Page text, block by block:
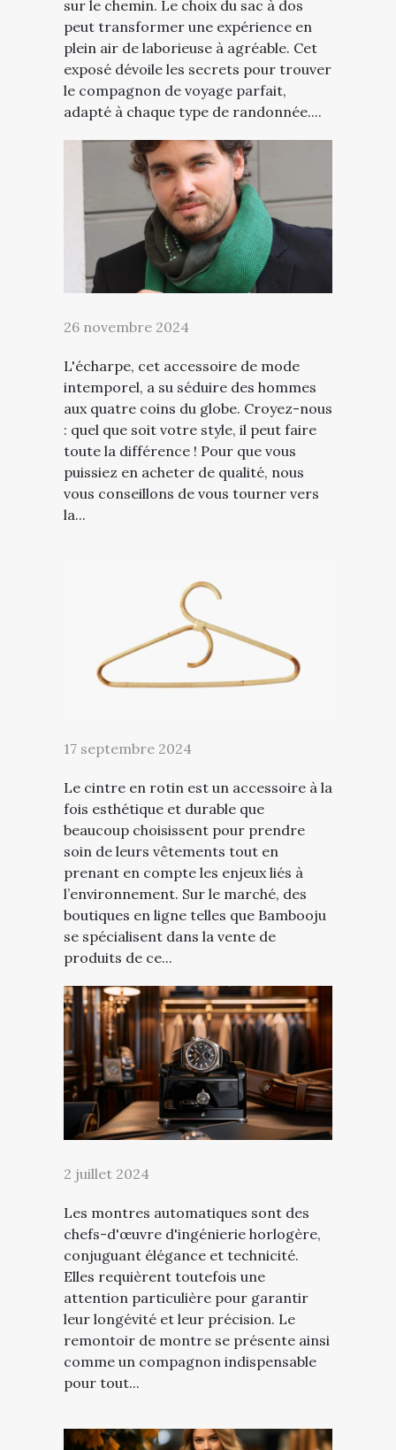
sur le chemin. Le choix du sac à dos
peut transformer une expérience en
plein air de laborieuse à agréable. Cet
exposé dévoile les secrets pour trouver
le compagnon de voyage parfait,
adapté à chaque type de randonnée....
26 novembre 2024
L'écharpe, cet accessoire de mode
intemporel, a su séduire des hommes
aux quatre coins du globe. Croyez-nous
: quel que soit votre style, il peut faire
toute la différence ! Pour que vous
puissiez en acheter de qualité, nous
vous conseillons de vous tourner vers
la...
17 septembre 2024
Le cintre en rotin est un accessoire à la
fois esthétique et durable que
beaucoup choisissent pour prendre
soin de leurs vêtements tout en
prenant en compte les enjeux liés à
l’environnement. Sur le marché, des
boutiques en ligne telles que Bambooju
se spécialisent dans la vente de
produits de ce...
2 juillet 2024
Les montres automatiques sont des
chefs-d'œuvre d'ingénierie horlogère,
conjuguant élégance et technicité.
Elles requièrent toutefois une
attention particulière pour garantir
leur longévité et leur précision. Le
remontoir de montre se présente ainsi
comme un compagnon indispensable
pour tout...